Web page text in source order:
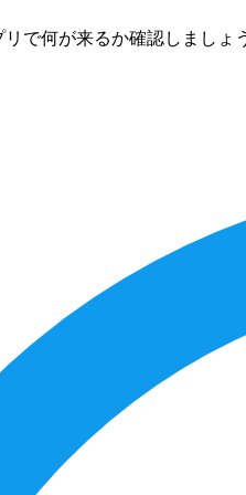
リで何が来るか確認しましょ